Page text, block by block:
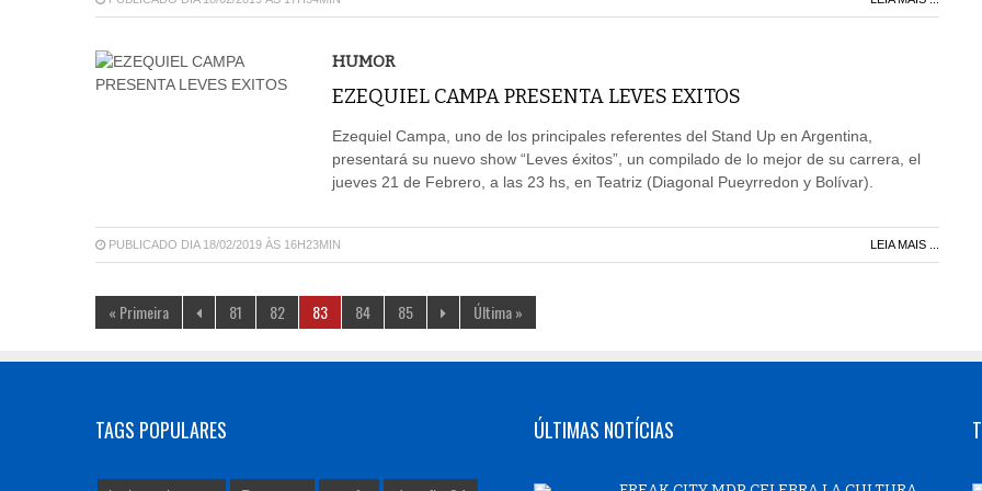
HUMOR
EZEQUIEL CAMPA PRESENTA LEVES EXITOS
Ezequiel Campa, uno de los principales referentes del Stand Up en Argentina,
presentará su nuevo show “Leves éxitos”, un compilado de lo mejor de su carrera, el
jueves 21 de Febrero, a las 23 hs, en Teatriz (Diagonal Pueyrredon y Bolívar).
PUBLICADO DIA 18/02/2019 ÀS 16H23MIN LEIA MAIS ...
« Primeira 81 82 83 84 85 Última »
TAGS POPULARES ÚLTIMAS NOTÍCIAS